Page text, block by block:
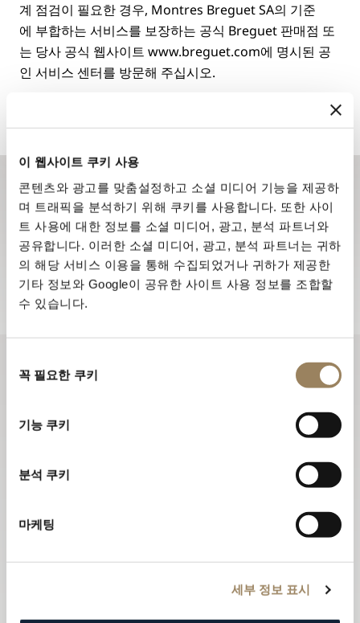
이 웹사이트 쿠키 사용
콘텐츠와 광고를 맞춤설정하고 소셜 미디어 기능을 제공하
며 트래픽을 분석하기 위해 쿠키를 사용합니다. 또한 사이
트 사용에 대한 정보를 소셜 미디어, 광고, 분석 파트너와
공유합니다. 이러한 소셜 미디어, 광고, 분석 파트너는 귀하
의 해당 서비스 이용을 통해 수집되었거나 귀하가 제공한
기타 정보와 Google이 공유한 사이트 사용 정보를 조합할
수 있습니다.
꼭 필요한 쿠키
기능 쿠키
분석 쿠키
마케팅
세부 정보 표시
계 점검이 필요한 경우, Montres Breguet SA의 기준
에 부합하는 서비스를 보장하는 공식 Breguet 판매점 또
는 당사 공식 웹사이트 www.breguet.com에 명시된 공
인 서비스 센터를 방문해 주십시오.
뉴스레터 구독하기
뉴스레터를 통해 브레게 하우스의 최신 소식과 신제품 정
보를 받아 보세요.
뉴스레터 구독하기